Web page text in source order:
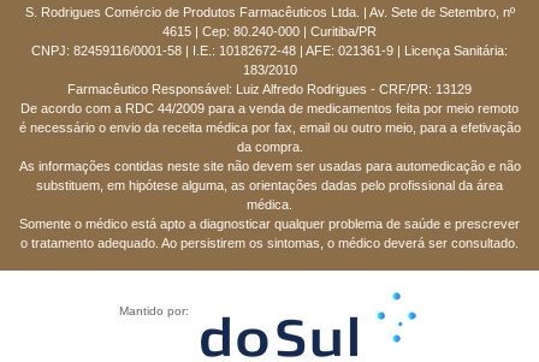
S. Rodrigues Comércio de Produtos Farmacêuticos Ltda. | Av. Sete de Setembro, nº
4615 | Cep: 80.240-000 | Curitiba/PR
CNPJ: 82459116/0001-58 | I.E.: 10182672-48 | AFE: 021361-9 | Licença Sanitária:
183/2010
Farmacêutico Responsável: Luiz Alfredo Rodrigues - CRF/PR: 13129
De acordo com a RDC 44/2009 para a venda de medicamentos feita por meio remoto
é necessário o envio da receita médica por fax, email ou outro meio, para a efetivação
da compra.
As informações contidas neste site não devem ser usadas para automedicação e não
substituem, em hipótese alguma, as orientações dadas pelo profissional da área
médica.
Somente o médico está apto a diagnosticar qualquer problema de saúde e prescrever
o tratamento adequado. Ao persistirem os sintomas, o médico deverá ser consultado.
Mantido por: